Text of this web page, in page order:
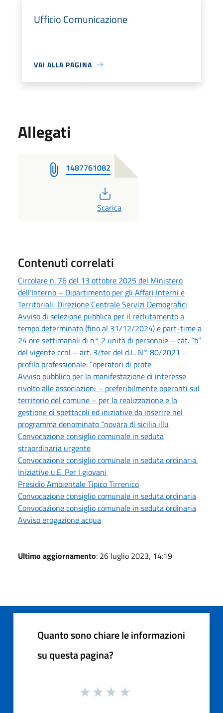
Ufficio Comunicazione
VAI ALLA PAGINA
Allegati
1487761082
PDF
Scarica
Contenuti correlati
Circolare n. 76 del 13 ottobre 2025 del Ministero
dell’Interno – Dipartimento per gli Affari Interni e
Territoriali, Direzione Centrale Servizi Demografici
Avviso di selezione pubblica per il reclutamento a
tempo determinato (fino al 31/12/2024) e part-time a
24 ore settimanali di n° 2 unità di personale – cat. “b”
del vigente ccnl – art. 3/ter del d.L. N° 80/2021 -
profilo professionale: “operatori di prote
Avviso pubblico per la manifestazione di interesse
rivolto alle associazioni – preferibilmente operanti sul
territorio del comune – per la realizzazione e la
gestione di spettacoli ed iniziative da inserire nel
programma denominato “novara di sicilia illu
Convocazione consiglio comunale in seduta
straordinaria urgente
Convocazione consiglio comunale in seduta ordinaria.
Iniziative u.E. Per I giovani
Presidio Ambientale Tipico Tirrenico
Convocazione consiglio comunale in seduta ordinaria
Convocazione consiglio comunale in seduta ordinaria
Avviso erogazione acqua
Ultimo aggiornamento: 26 luglio 2023, 14:19
Quanto sono chiare le informazioni
su questa pagina?